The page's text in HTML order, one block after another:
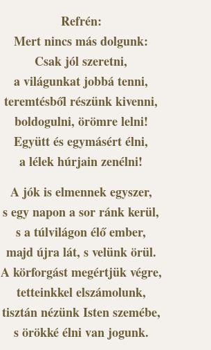
Refrén:
Mert nincs más dolgunk:
Csak jól szeretni,
a világunkat jobbá tenni,
teremtésből részünk kivenni,
boldogulni, örömre lelni!
Együtt és egymásért élni,
a lélek húrjain zenélni!
A jók is elmennek egyszer,
s egy napon a sor ránk kerül,
s a túlvilágon élő ember,
majd újra lát, s velünk örül.
A körforgást megértjük végre,
tetteinkkel elszámolunk,
tisztán nézünk Isten szemébe,
s örökké élni van jogunk.